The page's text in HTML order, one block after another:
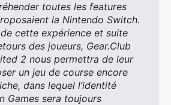
toutes les features
la Nintendo Switch.
cette expérience et suite
des joueurs, Gear.Club
2 nous permettra de leur
un jeu de course encore
dans lequel l’identité
Games sera toujours